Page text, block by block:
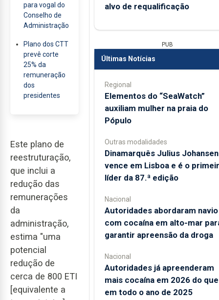
para vogal do
Conselho de
Administração
Plano dos CTT
prevê corte
25% da
remuneração
dos
presidentes
Este plano de
reestruturação,
que inclui a
redução das
remunerações
da
administração,
estima "uma
potencial
redução de
cerca de 800 ETI
[equivalente a
alvo de requalificação
PUB
Últimas Notícias
Regional
​Elementos do “SeaWatch”
auxiliam mulher na praia do
Pópulo
Outras modalidades
Dinamarquês Julius Johansen
vence em Lisboa e é o
líder da 87.ª edição
Nacional
Autoridades abordaram navio
com cocaína em alto-mar
garantir apreensão da droga
Nacional
Autoridades já apreenderam
mais cocaína em 2026 do que
em todo o ano de 2025